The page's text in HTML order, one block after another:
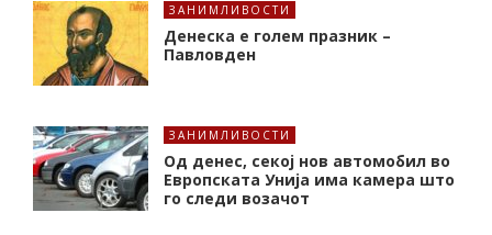
ЗАНИМЛИВОСТИ
Денеска е голем празник –
Павловден
ЗАНИМЛИВОСТИ
Од денес, секој нов автомобил во
Европската Унија има камера што
го следи возачот